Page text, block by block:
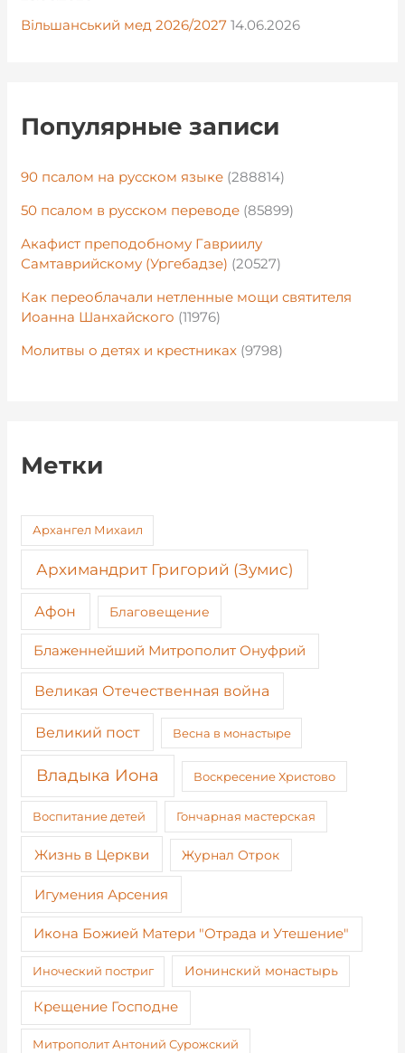
Вільшанський мед 2026/2027 14.06.2026
Популярные записи
90 псалом на русском языке (288814)
50 псалом в русском переводе (85899)
Акафист преподобному Гавриилу
Самтаврийскому (Ургебадзе) (20527)
Как переоблачали нетленные мощи святителя
Иоанна Шанхайского (11976)
Молитвы о детях и крестниках (9798)
Метки
Архангел Михаил
Архимандрит Григорий (Зумис)
Афон Благовещение
Блаженнейший Митрополит Онуфрий
Великая Отечественная война
Великий пост Весна в монастыре
Владыка Иона Воскресение Христово
Воспитание детей Гончарная мастерская
Жизнь в Церкви Журнал Отрок
Игумения Арсения
Икона Божией Матери "Отрада и Утешение"
Иноческий постриг Ионинский монастырь
Крещение Господне
Митрополит Антоний Сурожский